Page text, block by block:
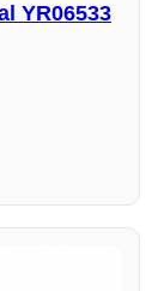
YR06533